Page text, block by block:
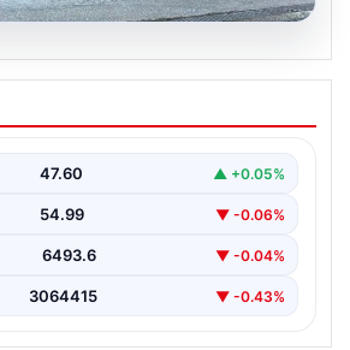
kapladı: Bursa’da
47.60 ▲ +0.05%
54.99 ▼ -0.06%
6493.6 ▼ -0.04%
3064415 ▼ -0.43%